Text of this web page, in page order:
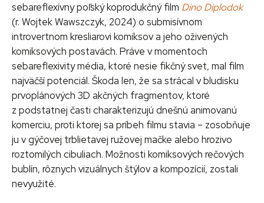
sebareflexívny poľský koprodukčný film Dino Diplodok
(r. Wojtek Wawszczyk, 2024) o submisívnom
introvertnom kresliarovi komiksov a jeho oživených
komiksových postavách. Práve v momentoch
sebareflexivity média, ktoré nesie fikčný svet, mal film
najväčší potenciál. Škoda len, že sa strácal v bludisku
prvoplánových 3D akčných fragmentov, ktoré
z podstatnej časti charakterizujú dnešnú animovanú
komerciu, proti ktorej sa príbeh filmu stavia – zosobňuje
ju v gýčovej trblietavej ružovej mačke alebo hrozivo
roztomilých cibuliach. Možnosti komiksových rečových
bublín, rôznych vizuálnych štýlov a kompozícií, zostali
nevyužité.